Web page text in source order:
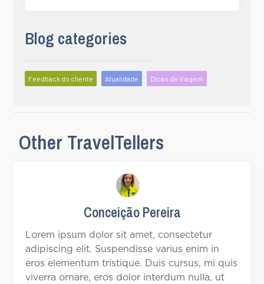
Blog categories
Feedback do cliente Atualidade Dicas de Viagem
Other TravelTellers
Conceição Pereira
Lorem ipsum dolor sit amet, consectetur
adipiscing elit. Suspendisse varius enim in
eros elementum tristique. Duis cursus, mi quis
viverra ornare, eros dolor interdum nulla, ut